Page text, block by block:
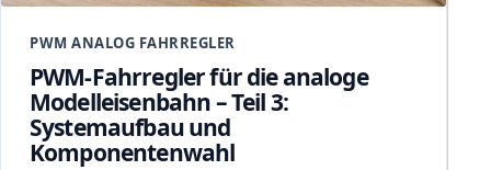
PWM ANALOG FAHRREGLER
PWM-Fahrregler für die analoge
Modelleisenbahn – Teil 3:
Systemaufbau und
Komponentenwahl